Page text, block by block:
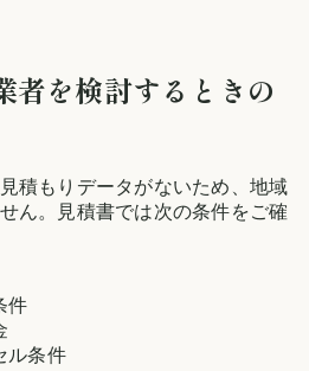
者を検討するときの
積もりデータがないため、地域
ん。見積書では次の条件をご確
件
ル条件